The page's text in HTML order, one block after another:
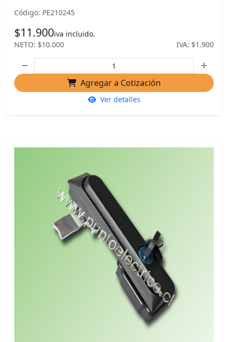
Código: PE210245
$11.900iva incluido.
NETO: $10.000
IVA: $1.900
Agregar a Cotización
Ver detalles